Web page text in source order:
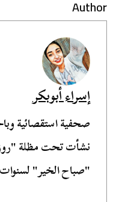
Author
إسراء أبوبكر
صحفية استقصائية
نشأت تحت مظلة
"صباح الخير"